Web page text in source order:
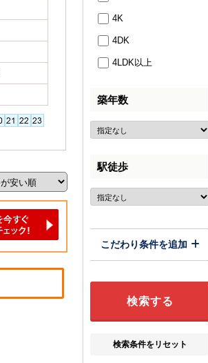
4K
4DK
4LDK以上
築年数
駅徒歩
こだわり条件を追加
検索条件をリセット